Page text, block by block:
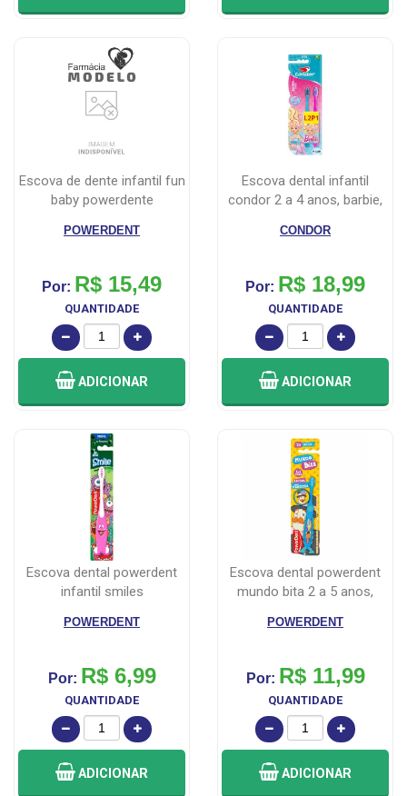
escova de dente infantil fun
baby powerdente
POWERDENT
Por: R$ 15,49
QUANTIDADE
ADICIONAR
escova dental infantil
condor 2 a 4 anos, barbie,
CONDOR
Por: R$ 18,99
QUANTIDADE
ADICIONAR
escova dental powerdent
infantil smiles
POWERDENT
Por: R$ 6,99
QUANTIDADE
ADICIONAR
escova dental powerdent
mundo bita 2 a 5 anos,
POWERDENT
Por: R$ 11,99
QUANTIDADE
ADICIONAR